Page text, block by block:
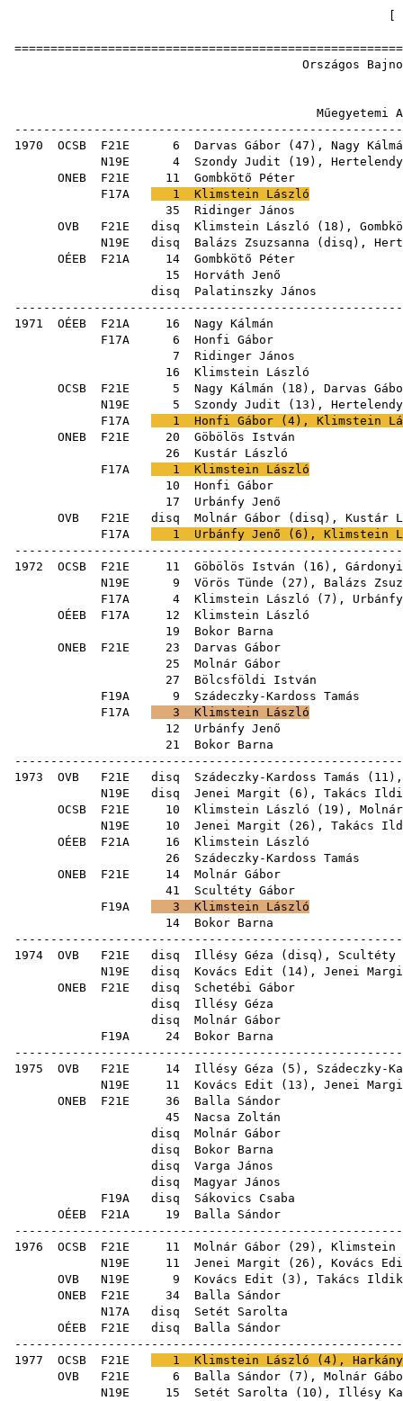
Országos
Műegyetemi
1970 OCSB F21E 6 Darvas Gábor ( 47 ), Nagy
N19E 4 Szondy Judit ( 19 ),
ONEB F21E 11
Gombkötő Péter
F17A
1
Klimstein László
35
Ridinger János
OVB F21E disq Klimstein László ( 18 ),
N19E disq Balázs Zsuzsanna ( disq ),
OÉEB F21A 14
Gombkötő Péter
15
Horváth Jenő
disq
Palatinszky János
1971 OÉEB F21A 16
Nagy Kálmán
F17A 6
Honfi Gábor
7
Ridinger János
16
Klimstein László
OCSB F21E 5 Nagy Kálmán ( 18 ), Darvas
N19E 5 Szondy Judit ( 13 ),
F17A
1 Honfi Gábor ( 4), Klimstein
ONEB F21E 20
Göbölös István
26
Kustár László
F17A
1
Klimstein László
10
Honfi Gábor
17
Urbánfy Jenő
OVB F21E disq Molnár Gábor ( disq ), Kustár
F17A
1 Urbánfy Jenő ( 6 ), Klimstein
1972 OCSB F21E 11 Göbölös István ( 16 ),
N19E 9 Vörös Tünde ( 27 ), Balázs
F17A 4 Klimstein László ( 7 ),
OÉEB F17A 12
Klimstein László
19
Bokor Barna
ONEB F21E 23
Darvas Gábor
25
Molnár Gábor
27
Bölcsföldi István
F19A 9
Szádeczky-Kardoss Tamás
F17A
3
Klimstein László
12
Urbánfy Jenő
21
Bokor Barna
1973 OVB F21E disq Szádeczky-Kardoss Tamás ( 11
N19E disq Jenei Margit ( 6 ), Takács
OCSB F21E 10 Klimstein László ( 19 ),
N19E 10 Jenei Margit ( 26 ), Takács
OÉEB F21A 16
Klimstein László
26
Szádeczky-Kardoss Tamás
ONEB F21E 14
Molnár Gábor
41
Scultéty Gábor
F19A
3
Klimstein László
14
Bokor Barna
1974 OVB F21E disq Illésy Géza ( disq ), Scultéty
N19E disq Kovács Edit ( 14), Jenei
ONEB F21E disq
Schetébi Gábor
disq
Illésy Géza
disq
Molnár Gábor
F19A 24
Bokor Barna
1975 OVB F21E 14 Illésy Géza ( 5 ), Szádeczky-
N19E 11 Kovács Edit ( 13 ), Jenei
ONEB F21E 36
Balla Sándor
45
Nacsa Zoltán
disq
Molnár Gábor
disq
Bokor Barna
disq
Varga János
disq
Magyar János
F19A disq
Sákovics Csaba
OÉEB F21A 19
Balla Sándor
1976 OCSB F21E 11 Molnár Gábor ( 29 ), Klimstein
N19E 11 Jenei Margit ( 26 ), Kovács
OVB N19E 9 Kovács Edit ( 3 ), Takács
ONEB F21E 34
Balla Sándor
N17A disq
Setét Sarolta
OÉEB F21E disq
Balla Sándor
1977 OCSB F21E 1 Klimstein László ( 4),
OVB F21E 6 Balla Sándor ( 7 ), Molnár
N19E 15 Setét Sarolta ( 10 ), Illésy